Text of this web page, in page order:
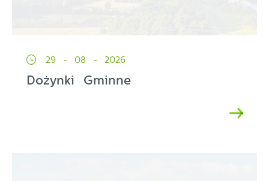
29 - 08 - 2026
Dożynki Gminne